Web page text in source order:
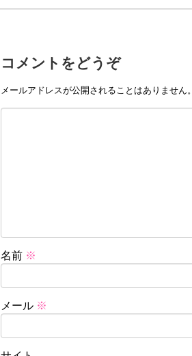
コメントをどうぞ
メールアドレスが公開されることはありません。
名前 ※
メール ※